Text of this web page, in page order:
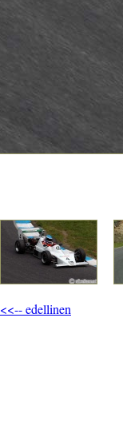
<<-- edellinen